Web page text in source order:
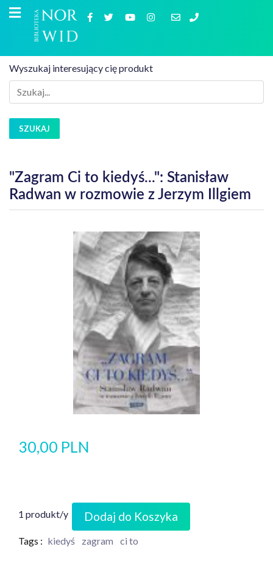
Wyszukaj interesujący cię produkt
SZUKAJ
"Zagram Ci to kiedyś...": Stanisław
Radwan w rozmowie z Jerzym Illgiem
30,00 PLN
1 produkt/y Dodaj do Koszyka
Tags : kiedyś zagram ci to